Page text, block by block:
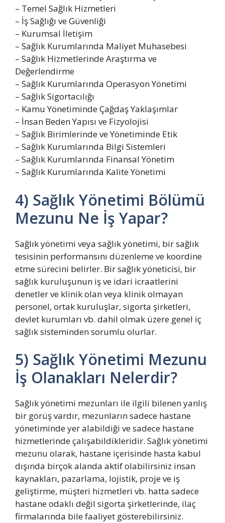
– Temel Sağlık Hizmetleri
– İş Sağlığı ve Güvenliği
– Kurumsal İletişim
– Sağlık Kurumlarında Maliyet Muhasebesi
– Sağlık Hizmetlerinde Araştırma ve
Değerlendirme
– Sağlık Kurumlarında Operasyon Yönetimi
– Sağlık Sigortacılığı
– Kamu Yönetiminde Çağdaş Yaklaşımlar
– İnsan Beden Yapısı ve Fizyolojisi
– Sağlık Birimlerinde ve Yönetiminde Etik
– Sağlık Kurumlarında Bilgi Sistemleri
– Sağlık Kurumlarında Finansal Yönetim
– Sağlık Kurumlarında Kalite Yönetimi
4) Sağlık Yönetimi Bölümü
Mezunu Ne İş Yapar?
Sağlık yönetimi veya sağlık yönetimi, bir sağlık
tesisinin performansını düzenleme ve koordine
etme sürecini belirler. Bir sağlık yöneticisi, bir
sağlık kuruluşunun iş ve idari icraatlerini
denetler ve klinik olan veya klinik olmayan
personel, ortak kuruluşlar, sigorta şirketleri,
devlet kurumları vb. dahil olmak üzere genel iç
sağlık sisteminden sorumlu olurlar.
5) Sağlık Yönetimi Mezunu
İş Olanakları Nelerdir?
Sağlık yönetimi mezunları ile ilgili bilenen yanlış
bir görüş vardır, mezunların sadece hastane
yönetiminde yer alabildiği ve sadece hastane
hizmetlerinde çalışabildikleridir. Sağlık yönetimi
mezunu olarak, hastane içerisinde hasta kabul
dışında birçok alanda aktif olabilirsiniz insan
kaynakları, pazarlama, lojistik, proje ve iş
geliştirme, müşteri hizmetleri vb. hatta sadece
hastane odaklı değil sigorta şirketlerinde, ilaç
firmalarında bile faaliyet gösterebilirsiniz.